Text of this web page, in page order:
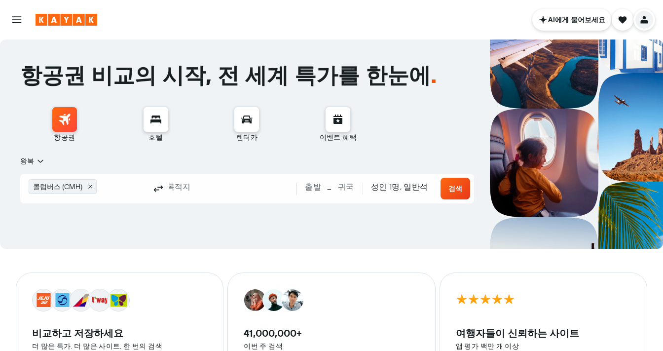
AI에게 물어보세요
항공권 비교의 시작, 전 세계 특가를 한눈에.
항공권 호텔 렌터카 이벤트·혜택
왕복
콜럼버스 (CMH) 출발 – 귀국 ​성인 1명, 일반석 검색
비교​하고 저장하세요
더 많은 특가. 더 많은 사이트. 한 번의 검색
41,000,000+
이번 주 검색
여행자들​이 신뢰하는 사이트
​앱 평가 백만 개 이상